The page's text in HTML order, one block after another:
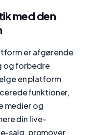
med den
er afgørende
og forbedre
en platform
funktioner,
medier og
din live-
salg, promover